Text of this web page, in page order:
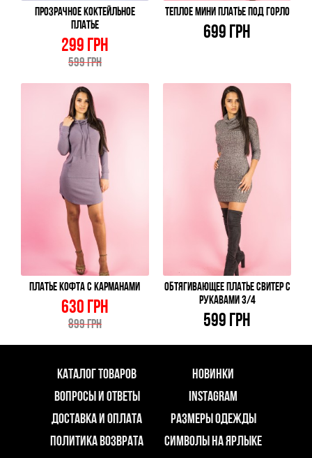
ПРОЗРАЧНОЕ КОКТЕЙЛЬНОЕ
ПЛАТЬЕ
299 ГРН
599 ГРН
ТЕПЛОЕ МИНИ ПЛАТЬЕ ПОД ГОРЛО
699 ГРН
ПЛАТЬЕ КОФТА С КАРМАНАМИ
630 ГРН
899 ГРН
ОБТЯГИВАЮЩЕЕ ПЛАТЬЕ СВИТЕР С
РУКАВАМИ 3/4
599 ГРН
КАТАЛОГ ТОВАРОВ
ВОПРОСЫ И ОТВЕТЫ
ДОСТАВКА И ОПЛАТА
ПОЛИТИКА ВОЗВРАТА
НОВИНКИ
INSTAGRAM
РАЗМЕРЫ ОДЕЖДЫ
СИМВОЛЫ НА ЯРЛЫКЕ